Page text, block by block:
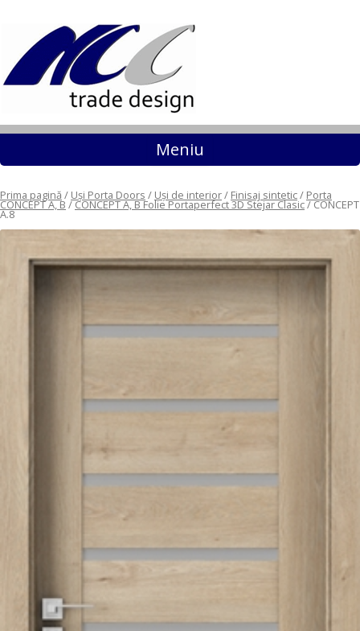
Meniu Sari la conținut
Prima pagină / Uși Porta Doors / Uși de interior/ Finisaj sintetic/ Porta
CONCEPT A, B /CONCEPT A, B Folie Portaperfect 3D Stejar Clasic/ CONCEPT
A.8